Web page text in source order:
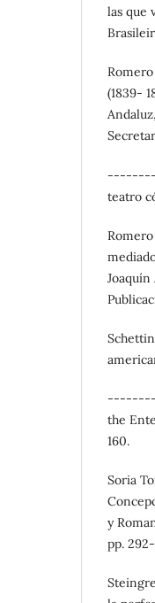
las que
(1839-
teatro
the
160.
Soria
y
pp.